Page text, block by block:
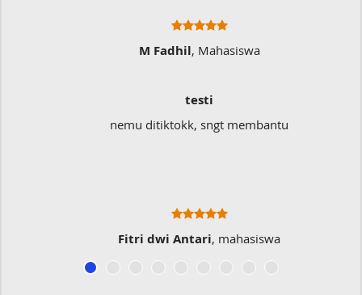
M Fadhil, Mahasiswa
testi
nemu ditiktokk, sngt membantu
Fitri dwi Antari, mahasiswa